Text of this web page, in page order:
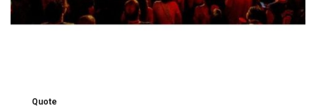
Quote